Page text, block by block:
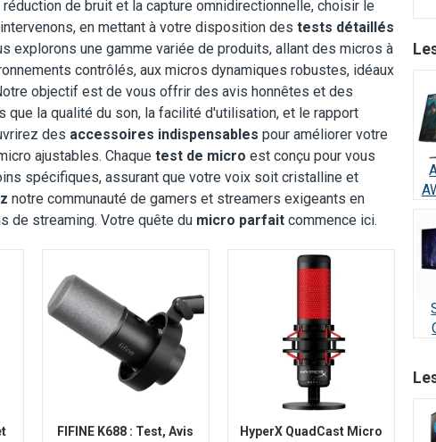
de bruit et la capture omnidirectionnelle, choisir le
en mettant à votre disposition des tests détaillés
une gamme variée de produits, allant des micros à
contrôlés, aux micros dynamiques robustes, idéaux
objectif est de vous offrir des avis honnêtes et des
la qualité du son, la facilité d'utilisation, et le rapport
des accessoires indispensables pour améliorer votre
ajustables. Chaque test de micro est conçu pour vous
spécifiques, assurant que votre voix soit cristalline et
notre communauté de gamers et streamers exigeants en
de streaming. Votre quête du micro parfait commence ici.
FIFINE K688 : Test, Avis
HyperX QuadCast Micro
View Details →
20 Hz - 20 kHz
Type de Micro:
Réponse en Fréquence:20 Hz – 20 kHz
View Details →
Type de Micro:Microphone à condensateur avec directivité cardioïde
Réponse en Fréquence:
20 Hz -
View Details →